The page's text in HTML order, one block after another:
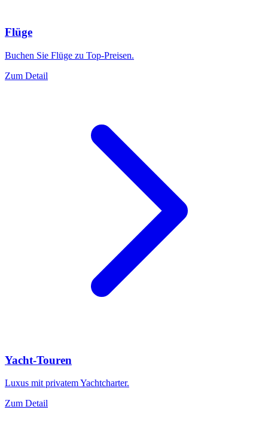
Flüge
Buchen Sie Flüge zu Top-Preisen.
Zum Detail
Yacht-Touren
Luxus mit privatem Yachtcharter.
Zum Detail